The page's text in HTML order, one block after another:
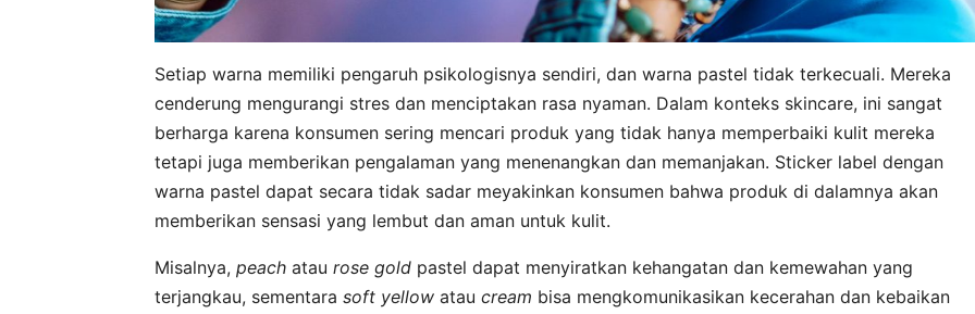
Setiap warna memiliki pengaruh psikologisnya sendiri, dan warna pastel tidak terkecuali. Mereka
cenderung mengurangi stres dan menciptakan rasa nyaman. Dalam konteks skincare, ini sangat
berharga karena konsumen sering mencari produk yang tidak hanya memperbaiki kulit mereka
tetapi juga memberikan pengalaman yang menenangkan dan memanjakan. Sticker label dengan
warna pastel dapat secara tidak sadar meyakinkan konsumen bahwa produk di dalamnya akan
memberikan sensasi yang lembut dan aman untuk kulit.
Misalnya, peach atau rose gold pastel dapat menyiratkan kehangatan dan kemewahan yang
terjangkau, sementara soft yellow atau cream bisa mengkomunikasikan kecerahan dan kebaikan